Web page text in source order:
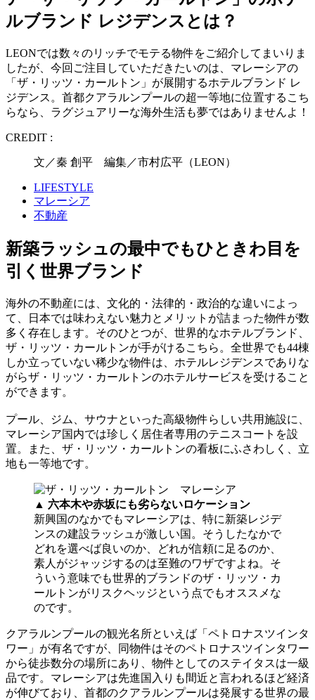
ルブランド レジデンスとは？
LEONでは数々のリッチでモテる物件をご紹介してまいりま
したが、今回ご注目していただきたいのは、マレーシアの
「ザ・リッツ・カールトン」が展開するホテルブランド レ
ジデンス。首都クアラルンプールの超一等地に位置するこち
らなら、ラグジュアリーな海外生活も夢ではありませんよ！
CREDIT :
文／秦 創平 編集／市村広平（LEON）
LIFESTYLE
マレーシア
不動産
新築ラッシュの最中でもひときわ目を
引く世界ブランド
海外の不動産には、文化的・法律的・政治的な違いによっ
て、日本では味わえない魅力とメリットが詰まった物件が数
多く存在します。そのひとつが、世界的なホテルブランド、
ザ・リッツ・カールトンが手がけるこちら。全世界でも44棟
しか立っていない稀少な物件は、ホテルレジデンスでありな
がらザ・リッツ・カールトンのホテルサービスを受けること
ができます。
プール、ジム、サウナといった高級物件らしい共用施設に、
マレーシア国内では珍しく居住者専用のテニスコートを設
置。また、ザ・リッツ・カールトンの看板にふさわしく、立
地も一等地です。
▲ 六本木や赤坂にも劣らないロケーション
新興国のなかでもマレーシアは、特に新築レジデ
ンスの建設ラッシュが激しい国。そうしたなかで
どれを選べば良いのか、どれが信頼に足るのか、
素人がジャッジするのは至難のワザですよね。そ
ういう意味でも世界的ブランドのザ・リッツ・カ
ールトンがリスクヘッジという点でもオススメな
のです。
クアラルンプールの観光名所といえば「ペトロナスツインタ
ワー」が有名ですが、同物件はそのペトロナスツインタワー
から徒歩数分の場所にあり、物件としてのステイタスは一級
品です。マレーシアは先進国入りも間近と言われるほど経済
が伸びており、首都のクアラルンプールは発展する世界の最